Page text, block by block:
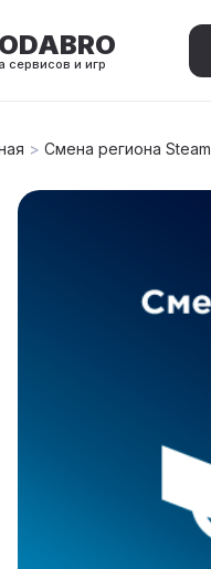
сервисов и игр
> Смена региона Steam